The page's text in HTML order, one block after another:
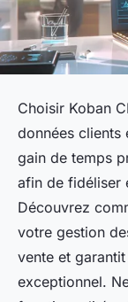
Choisir Koban
données clients
gain de temps
afin de fidéliser
Découvrez
votre gestion
vente et
exceptionnel.